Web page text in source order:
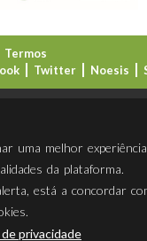
Termos
Twitter Noesis
uma melhor
da plataforma.
está a concordar
privacidade